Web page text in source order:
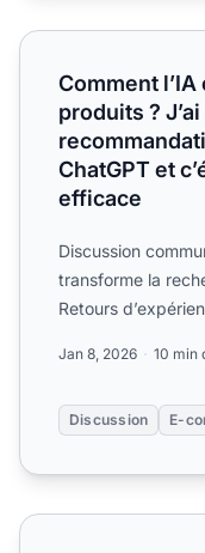
Comment l’IA
Comment
produits ?
ChatGPT et
efficace
Discussion
transforme la
Retours
Jan 8, 2026 10 min
Discussion E-
Marketers retail :